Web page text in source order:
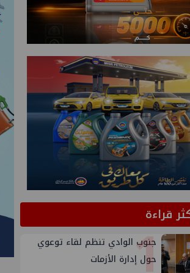
قراءة
جنوب الوادي تنظم لقاء توعوي
حول إدارة الأزمات